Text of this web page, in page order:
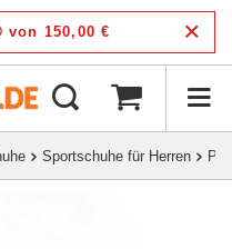
von 150,00 €
Sportschuhe für Herren